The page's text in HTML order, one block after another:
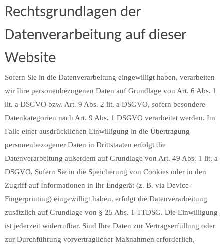
Rechtsgrundlagen der
Datenverarbeitung auf dieser
Website
Sofern Sie in die Datenverarbeitung eingewilligt haben, verarbeiten
wir Ihre personenbezogenen Daten auf Grundlage von Art. 6 Abs. 1
lit. a DSGVO bzw. Art. 9 Abs. 2 lit. a DSGVO, sofern besondere
Datenkategorien nach Art. 9 Abs. 1 DSGVO verarbeitet werden. Im
Falle einer ausdrücklichen Einwilligung in die Übertragung
personenbezogener Daten in Drittstaaten erfolgt die
Datenverarbeitung außerdem auf Grundlage von Art. 49 Abs. 1 lit. a
DSGVO. Sofern Sie in die Speicherung von Cookies oder in den
Zugriff auf Informationen in Ihr Endgerät (z. B. via Device-
Fingerprinting) eingewilligt haben, erfolgt die Datenverarbeitung
zusätzlich auf Grundlage von § 25 Abs. 1 TTDSG. Die Einwilligung
ist jederzeit widerrufbar. Sind Ihre Daten zur Vertragserfüllung oder
zur Durchführung vorvertraglicher Maßnahmen erforderlich,